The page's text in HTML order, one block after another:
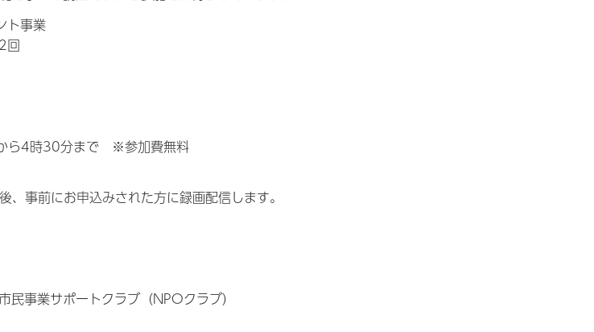
ト事業
回
ら4時30分まで ※参加費無料
前にお申込みされた方に録画配信します。
事業サポートクラブ（NPOクラブ）